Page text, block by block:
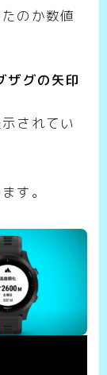
のか数値
ザグの矢印
されてい
す。